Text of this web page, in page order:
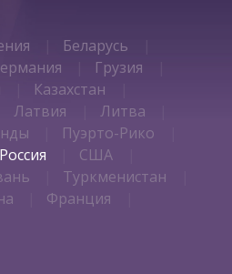
Беларусь
Грузия
Казахстан
Латвия
Литва
Пуэрто-Рико
Россия
США
Туркменистан
Франция